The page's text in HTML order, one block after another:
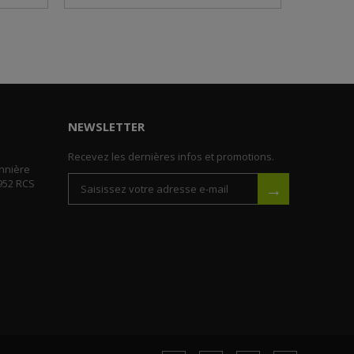
RCS
NEWSLETTER
Recevez les dernières infos et promotions.
→